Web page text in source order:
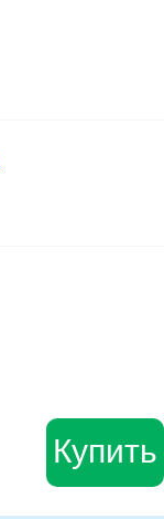
Купить